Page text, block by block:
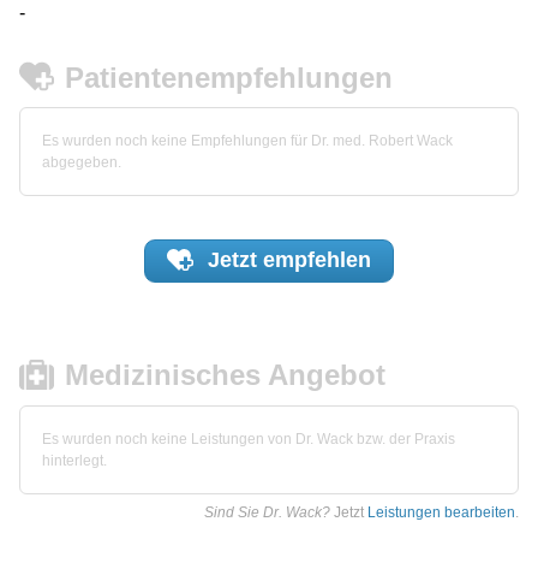
-
Patientenempfehlungen
Es wurden noch keine Empfehlungen für Dr. med. Robert Wack
abgegeben.
Jetzt empfehlen
Medizinisches Angebot
Es wurden noch keine Leistungen von Dr. Wack bzw. der Praxis
hinterlegt.
Sind Sie Dr. Wack? Jetzt Leistungen bearbeiten.